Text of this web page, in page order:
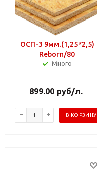
ОСП-3 9мм.(1,25*2,5)
Reborn/80
Много
899.00 руб/л.
В КОРЗИНУ